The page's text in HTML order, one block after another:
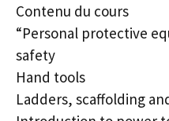
Contenu du cours
“Personal protective
safety
Hand tools
Ladders, scaffolding